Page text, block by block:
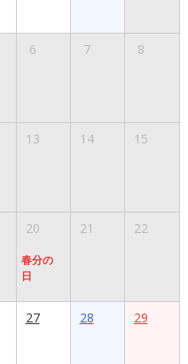
6 7 8
13 14 15
20
春分の
日
21 22
27 28 29